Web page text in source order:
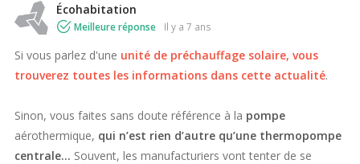
Écohabitation
Meilleure réponse il y a 7 ans
Si vous parlez d'une unité de préchauffage solaire, vous
trouverez toutes les informations dans cette actualité.
Sinon, vous faites sans doute référence à la pompe
aérothermique, qui n’est rien d’autre qu’une thermopompe
centrale… Souvent, les manufacturiers vont tenter de se